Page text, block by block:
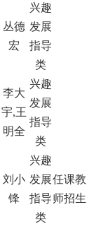
丛德
宏
兴趣
发展
指导
类
李大
宇,王
明全
兴趣
发展
指导
类
刘小
锋
兴趣
发展
指导
类
任课教
师招生